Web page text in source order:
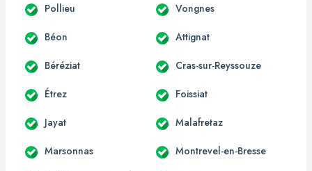
Pollieu Vongnes
Béon Attignat
Béréziat Cras-sur-Reyssouze
Étrez Foissiat
Jayat Malafretaz
Marsonnas Montrevel-en-Bresse